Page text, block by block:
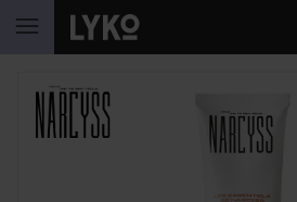
SIIRTYÄ JHK SISÄLTÖÖN
OHITA OSIO